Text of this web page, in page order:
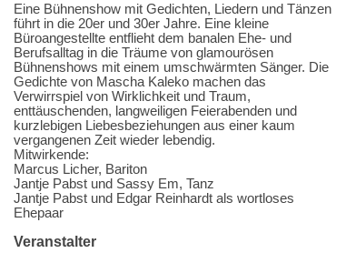
Eine Bühnenshow mit Gedichten, Liedern und Tänzen
führt in die 20er und 30er Jahre. Eine kleine
Büroangestellte entflieht dem banalen Ehe- und
Berufsalltag in die Träume von glamourösen
Bühnenshows mit einem umschwärmten Sänger. Die
Gedichte von Mascha Kaleko machen das
Verwirrspiel von Wirklichkeit und Traum,
enttäuschenden, langweiligen Feierabenden und
kurzlebigen Liebesbeziehungen aus einer kaum
vergangenen Zeit wieder lebendig.
Mitwirkende:
Marcus Licher, Bariton
Jantje Pabst und Sassy Em, Tanz
Jantje Pabst und Edgar Reinhardt als wortloses
Ehepaar
Veranstalter